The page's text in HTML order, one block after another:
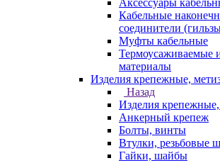
Аксессуары
Кабельные
соединители
Муфты кабельные
Термоусаживаемые
материалы
Изделия крепежные,
Назад
Изделия
Анкерный крепеж
Болты, винты
Втулки, резьбовые
Гайки, шайбы